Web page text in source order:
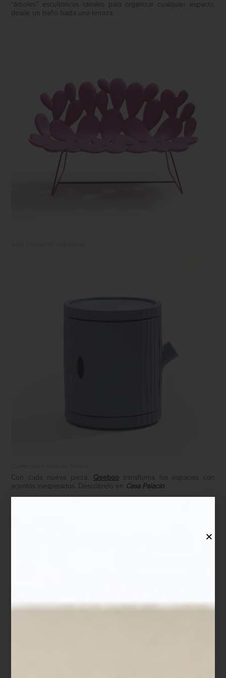
“árboles” escultóricos ideales para organizar cualquier espacio,
desde un baño hasta una terraza.
Con cada nueva pieza, Qeebootransforma los espacios con
acentos inesperados. Descúbrelo en Casa Palacio.
ICÓNICO Y DISEÑO